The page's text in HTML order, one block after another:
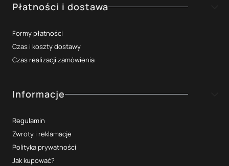
Płatności i dostawa
Formy płatności
Czas i koszty dostawy
Czas realizacji zamówienia
Informacje
Regulamin
Zwroty i reklamacje
Polityka prywatności
Jak kupować?